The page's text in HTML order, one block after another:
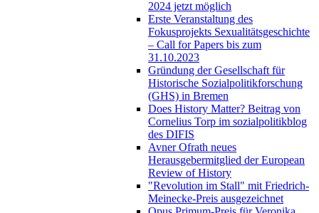
2024 jetzt möglich
Erste Veranstaltung des
Fokusprojekts Sexualitätsgeschichte
– Call for Papers bis zum
31.10.2023
Gründung der Gesellschaft für
Historische Sozialpolitikforschung
(GHS) in Bremen
Does History Matter? Beitrag von
Cornelius Torp im sozialpolitikblog
des DIFIS
Avner Ofrath neues
Herausgebermitglied der European
Review of History
"Revolution im Stall" mit Friedrich-
Meinecke-Preis ausgezeichnet